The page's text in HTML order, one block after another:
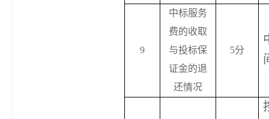
9
中标服务
费的收取
与投标保
证金的退
还情况
5分